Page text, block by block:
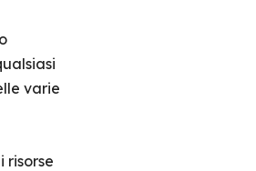
varie
risorse